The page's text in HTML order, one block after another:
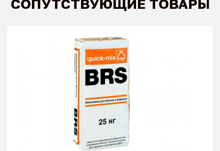
СОПУТСТВУЮЩИЕ ТОВАРЫ